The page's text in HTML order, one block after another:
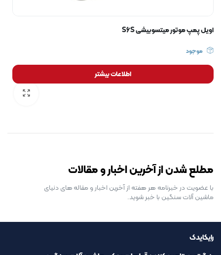
اویل پمپ موتور میتسوبیشی S6S
موجود
اطلاعات بیشتر
مطلع شدن از آخرین اخبار و مقالات
با عضویت در خبرنامه هر هفته از آخرین اخبار و مقاله های دنیای
ماشین آلات سنگین با خبر شوید.
رایکایدک